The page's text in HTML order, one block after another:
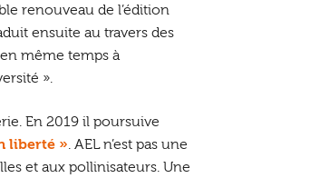
renouveau de l’édition
ensuite au travers des
même temps à
».
En 2019 il poursuive
liberté ». AEL n’est pas une
et aux pollinisateurs. Une